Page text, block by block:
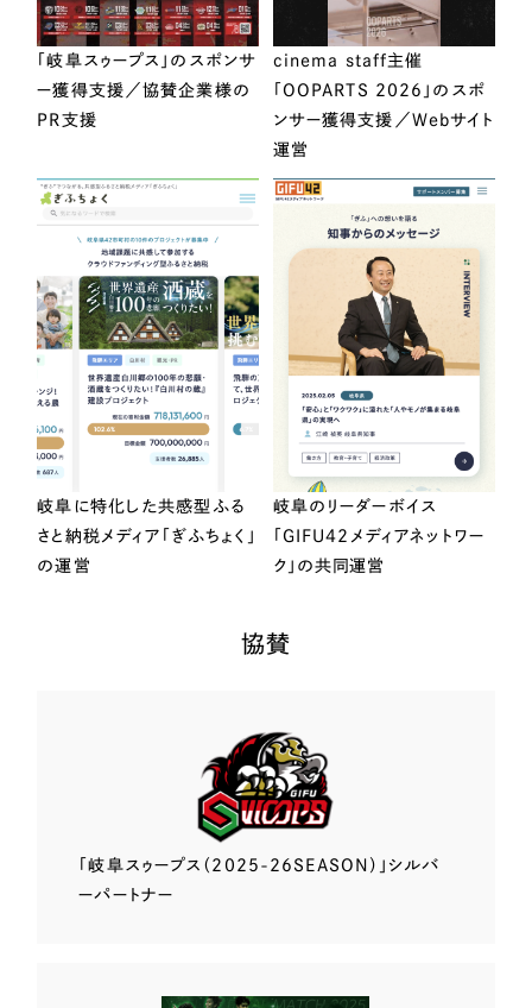
「岐阜スゥープス」のスポンサ
ー獲得支援／協賛企業様の
PR支援
cinema staff主催
「OOPARTS 2026」のスポ
ンサー獲得支援／Webサイト
運営
岐阜に特化した共感型ふる
さと納税メディア「ぎふちょく」
の運営
岐阜のリーダーボイス
「GIFU42メディアネットワー
ク」の共同運営
協賛
「岐阜スゥープス （2025-26SEASON）」 シルバ
ーパートナー